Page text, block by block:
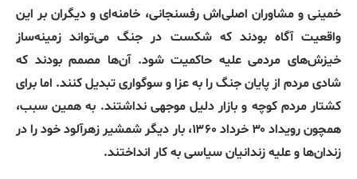
خمینی و مشاوران اصلی‌اش رفسنجانی، خامنه‌ای و دیگران بر این
واقعیت آگاه بودند که شکست در جنگ می‌تواند زمینه‌ساز
خیزش‌های مردمی علیه حاکمیت شود. آن‌ها مصمم بودند که
شادی مردم از پایان جنگ را به عزا و سوگواری تبدیل کنند. اما برای
کشتار مردم کوچه و بازار دلیل موجهی نداشتند. به همین سبب،
همچون رویداد ۳۰ خرداد ۱۳۶۰، بار دیگر شمشیر زهرآلود خود را در
زندان‌ها و علیه زندانیان سیاسی به کار انداختند.